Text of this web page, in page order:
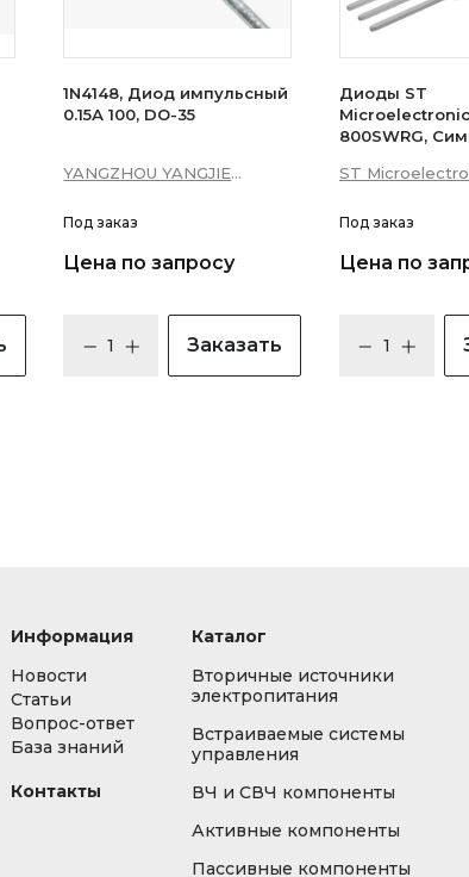
1N4148, Диод импульсный
0.15А 100, DO-35
YANGZHOU YANGJIE
Под заказ
Цена по запросу
Заказать
Диоды ST
800SWRG,
уровень)
ST
Под заказ
Цена по
Информация
Новости
Статьи
Вопрос-ответ
База знаний
Контакты
Каталог
Вторичные источники
электропитания
Встраиваемые системы
управления
ВЧ и СВЧ компоненты
Активные компоненты
Пассивные компоненты